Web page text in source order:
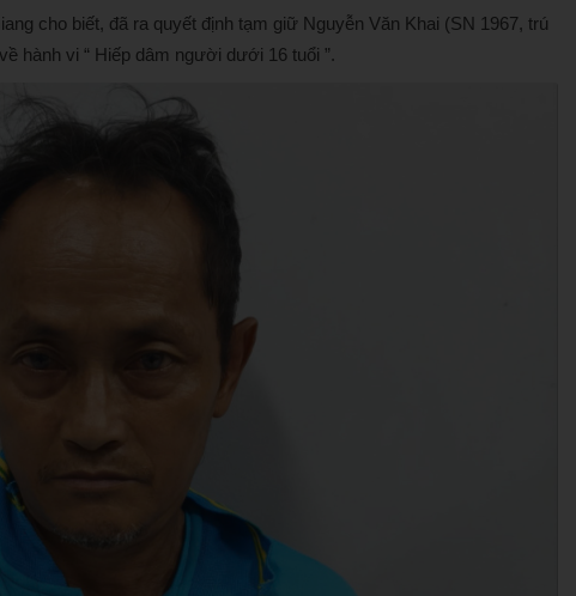
cho biết, đã ra quyết định tạm giữ Nguyễn Văn Khai (SN 1967, trú
hành vi “ Hiếp dâm người dưới 16 tuổi ”.